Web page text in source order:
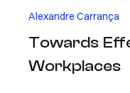
Alexandre Carrança
Towards
Workplaces